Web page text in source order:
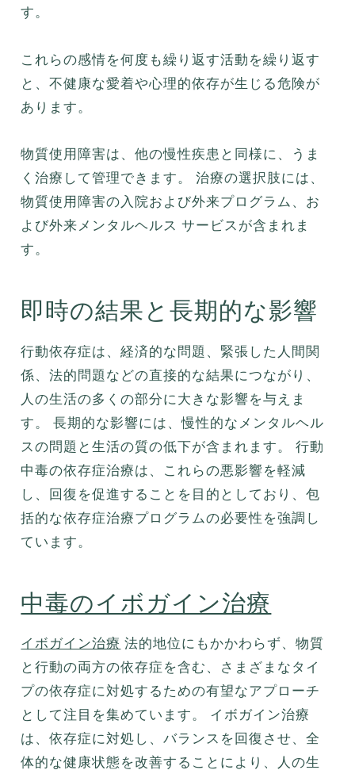
す。
これらの感情を何度も繰り返す活動を繰り返す
と、不健康な愛着や心理的依存が生じる危険が
あります。
物質使用障害は、他の慢性疾患と同様に、うま
く治療して管理できます。 治療の選択肢には、
物質使用障害の入院および外来プログラム、お
よび外来メンタルヘルス サービスが含まれま
す。
即時の結果と長期的な影響
行動依存症は、経済的な問題、緊張した人間関
係、法的問題などの直接的な結果につながり、
人の生活の多くの部分に大きな影響を与えま
す。 長期的な影響には、慢性的なメンタルヘル
スの問題と生活の質の低下が含まれます。 行動
中毒の依存症治療は、これらの悪影響を軽減
し、回復を促進することを目的としており、包
括的な依存症治療プログラムの必要性を強調し
ています。
中毒のイボガイン治療
イボガイン治療 法的地位にもかかわらず、物質
と行動の両方の依存症を含む、さまざまなタイ
プの依存症に対処するための有望なアプローチ
として注目を集めています。 イボガイン治療
は、依存症に対処し、バランスを回復させ、全
体的な健康状態を改善することにより、人の生